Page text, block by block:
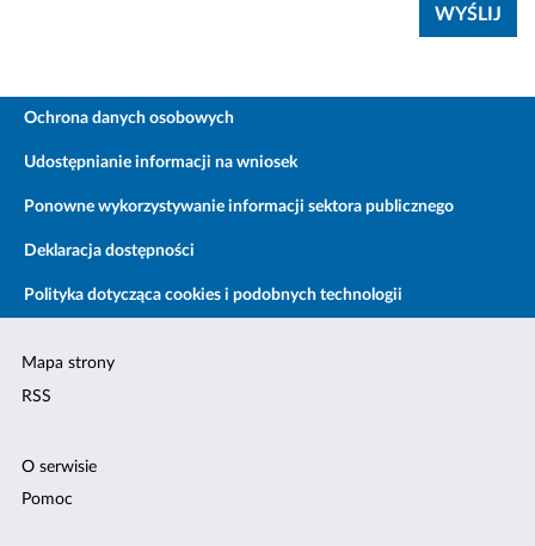
Ochrona danych osobowych
Udostępnianie informacji na wniosek
Ponowne wykorzystywanie informacji sektora publicznego
Deklaracja dostępności
Polityka dotycząca cookies i podobnych technologii
Mapa strony
RSS
O serwisie
Pomoc